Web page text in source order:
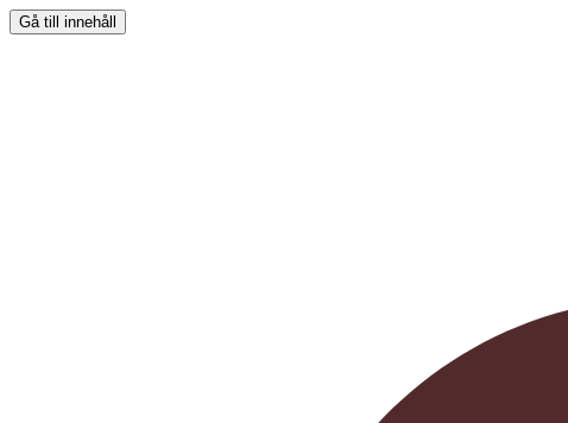
Gå till innehåll